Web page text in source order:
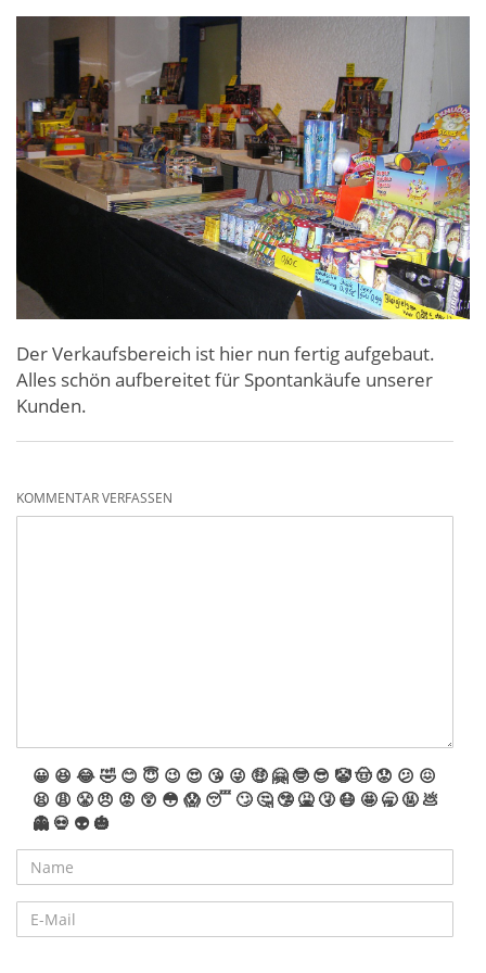
Der Verkaufsbereich ist hier nun fertig aufgebaut.
Alles schön aufbereitet für Spontankäufe unserer
Kunden.
KOMMENTAR VERFASSEN
😀 😆 😂🤣 😊 😇 😉 😍 😘 😜 🤑 🤗 🤓 😎 🤡🤠 😟 😕 😖
😫 😩 😤 😠 😡 😲 😳 😱 😴 🙄 🤔 🤥 🤮 🤧 😷 🤩 🥱 🤬 💩
👻 💀 👽 🎃